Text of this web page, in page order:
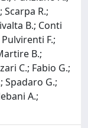
R.;
B.; Conti
F.;
B.;
C.; Fabio G.;
Spadaro G.;
A.;